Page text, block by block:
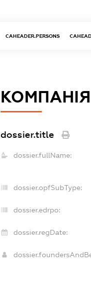
CAHEADER.PERSONS
dossier.title
dossier.fullName:
dossier.opfSubType:
dossier.edrpo:
dossier.regDate: